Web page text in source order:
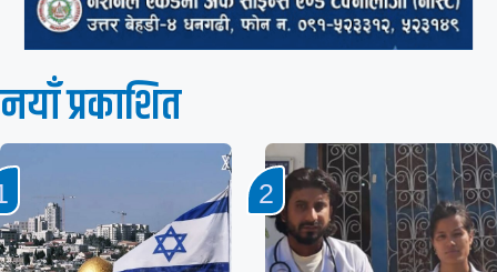
नयाँ प्रकाशित